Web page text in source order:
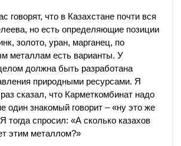
говорят, что в Казахстане почти вся
но есть определяющие позиции
золото, уран, марганец, по
металлам есть варианты. У
должна быть разработана
природными ресурсами. Я
сказал, что Карметкомбинат надо
один знакомый говорит – «ну это же
тогда спросил: «А сколько казахов
этим металлом?»